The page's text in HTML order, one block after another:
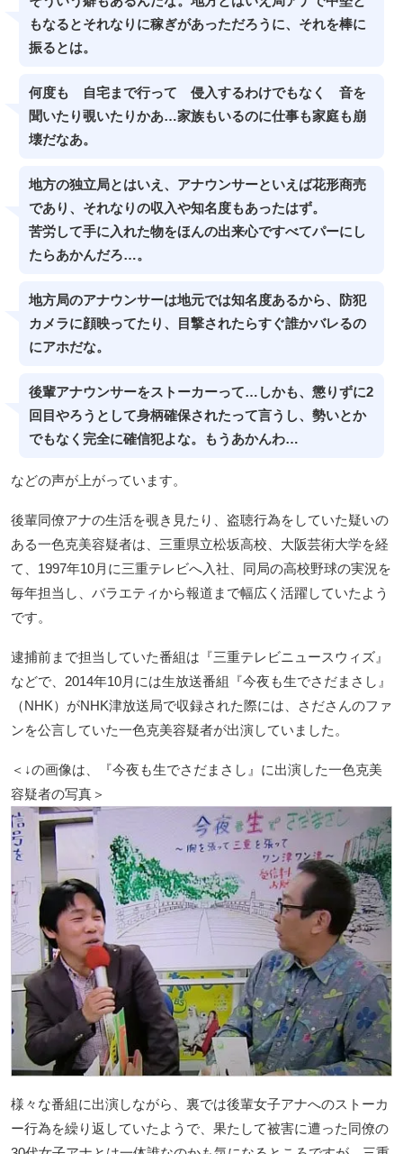
もなるとそれなりに稼ぎがあっただろうに、それを棒に
振るとは。
何度も 自宅まで行って 侵入するわけでもなく 音を
聞いたり覗いたりかあ…家族もいるのに仕事も家庭も崩
壊だなあ。
地方の独立局とはいえ、アナウンサーといえば花形商売
であり、それなりの収入や知名度もあったはず。
苦労して手に入れた物をほんの出来心ですべてパーにし
たらあかんだろ…。
地方局のアナウンサーは地元では知名度あるから、防犯
カメラに顔映ってたり、目撃されたらすぐ誰かバレるの
にアホだな。
後輩アナウンサーをストーカーって…しかも、懲りずに2
回目やろうとして身柄確保されたって言うし、勢いとか
でもなく完全に確信犯よな。もうあかんわ…
などの声が上がっています。
後輩同僚アナの生活を覗き見たり、盗聴行為をしていた疑いの
ある一色克美容疑者は、三重県立松坂高校、大阪芸術大学を経
て、1997年10月に三重テレビへ入社、同局の高校野球の実況を
毎年担当し、バラエティから報道まで幅広く活躍していたよう
です。
逮捕前まで担当していた番組は『三重テレビニュースウィズ』
などで、2014年10月には生放送番組『今夜も生でさだまさし』
（NHK）がNHK津放送局で収録された際には、さださんのファ
ンを公言していた一色克美容疑者が出演していました。
＜↓の画像は、『今夜も生でさだまさし』に出演した一色克美
容疑者の写真＞
様々な番組に出演しながら、裏では後輩女子アナへのストーカ
ー行為を繰り返していたようで、果たして被害に遭った同僚の